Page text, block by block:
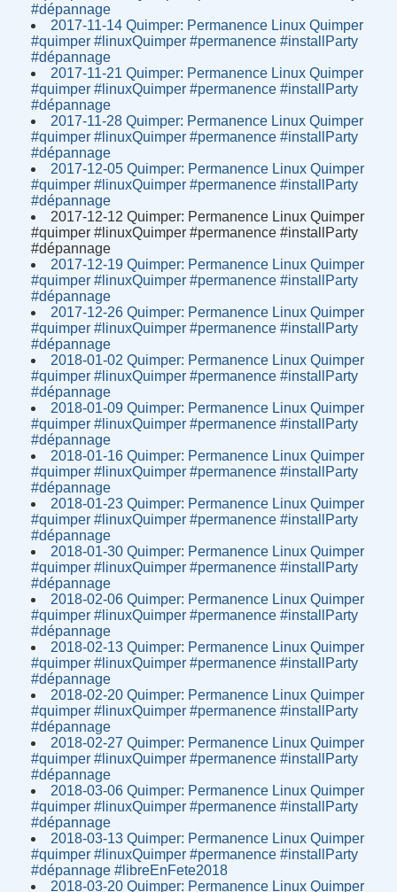
#dépannage
2017-11-14 Quimper: Permanence Linux Quimper
#quimper #linuxQuimper #permanence #installParty
#dépannage
2017-11-21 Quimper: Permanence Linux Quimper
#quimper #linuxQuimper #permanence #installParty
#dépannage
2017-11-28 Quimper: Permanence Linux Quimper
#quimper #linuxQuimper #permanence #installParty
#dépannage
2017-12-05 Quimper: Permanence Linux Quimper
#quimper #linuxQuimper #permanence #installParty
#dépannage
2017-12-12 Quimper: Permanence Linux Quimper
#quimper #linuxQuimper #permanence #installParty
#dépannage
2017-12-19 Quimper: Permanence Linux Quimper
#quimper #linuxQuimper #permanence #installParty
#dépannage
2017-12-26 Quimper: Permanence Linux Quimper
#quimper #linuxQuimper #permanence #installParty
#dépannage
2018-01-02 Quimper: Permanence Linux Quimper
#quimper #linuxQuimper #permanence #installParty
#dépannage
2018-01-09 Quimper: Permanence Linux Quimper
#quimper #linuxQuimper #permanence #installParty
#dépannage
2018-01-16 Quimper: Permanence Linux Quimper
#quimper #linuxQuimper #permanence #installParty
#dépannage
2018-01-23 Quimper: Permanence Linux Quimper
#quimper #linuxQuimper #permanence #installParty
#dépannage
2018-01-30 Quimper: Permanence Linux Quimper
#quimper #linuxQuimper #permanence #installParty
#dépannage
2018-02-06 Quimper: Permanence Linux Quimper
#quimper #linuxQuimper #permanence #installParty
#dépannage
2018-02-13 Quimper: Permanence Linux Quimper
#quimper #linuxQuimper #permanence #installParty
#dépannage
2018-02-20 Quimper: Permanence Linux Quimper
#quimper #linuxQuimper #permanence #installParty
#dépannage
2018-02-27 Quimper: Permanence Linux Quimper
#quimper #linuxQuimper #permanence #installParty
#dépannage
2018-03-06 Quimper: Permanence Linux Quimper
#quimper #linuxQuimper #permanence #installParty
#dépannage
2018-03-13 Quimper: Permanence Linux Quimper
#quimper #linuxQuimper #permanence #installParty
#dépannage #libreEnFete2018
2018-03-20 Quimper: Permanence Linux Quimper